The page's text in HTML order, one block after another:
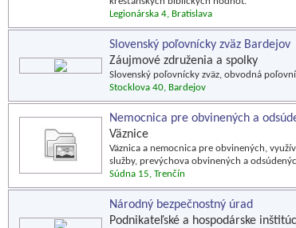
Legionárska 4, Bratislava
Slovenský poľovnícky zväz Bardejov
Záujmové združenia a spolky
Slovenský poľovnícky zväz, obvodná
Stocklova 40, Bardejov
Nemocnica pre obvinených a
Väznice
Väznica a nemocnica pre obvinených,
služby, prevýchova obvinených a
Súdna 15, Trenčín
Národný bezpečnostný úrad
Podnikateľské a hospodárske